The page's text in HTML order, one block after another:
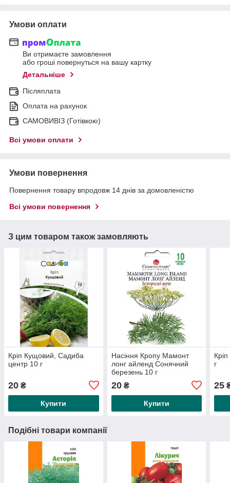
Умови оплати
Ви отримаєте замовлення
або гроші повернуться на вашу картку
Детальніше
Післяплата
Оплата на рахунок
САМОВИВІЗ (Готівкою)
Всі умови оплати
Умови повернення
Повернення товару впродовж 14 днів за домовленістю
Всі умови повернення
З цим товаром також замовляють
Кріп Кущовий, Садиба
центр 10 г
20 ₴
Купити
Насіння Кропу Мамонт
лонг айленд Сонячний
березень 10 г
20₴
Купити
г
25
Подібні товари компанії